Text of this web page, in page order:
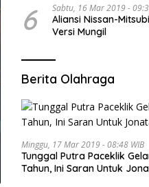
6 Sabtu, 16 Mar 2019 -
Aliansi Nissan-
Versi Mungil
Berita Olahraga
Minggu, 17 Mar 2019 - 08:48 WIB
Tunggal Putra Paceklik
Tahun, Ini Saran Untuk